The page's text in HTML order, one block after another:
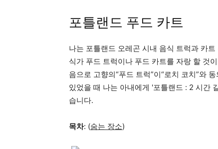
포틀랜드 푸드 카트
나는 포틀랜드 오레곤 시내 음식 트럭과 카
식가 푸드 트럭이나 푸드 카트를 자랑 할 것
음으로 고향의“푸드 트럭”이“로치 코치”와
있었을 때 나는 아내에게 '포틀랜드 : 2 시간
습니다.
목차: (숨는 장소)